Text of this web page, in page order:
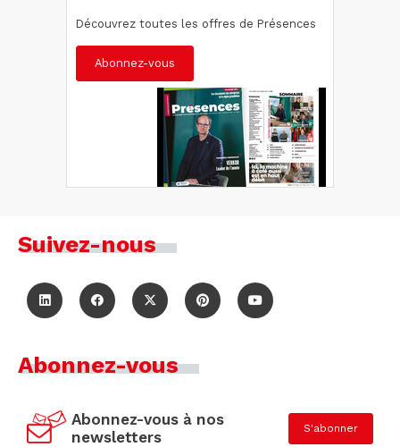
Découvrez toutes les offres de Présences
Abonnez-vous
Suivez-nous
Abonnez-vous
Abonnez-vous à nos
newsletters
S'abonner